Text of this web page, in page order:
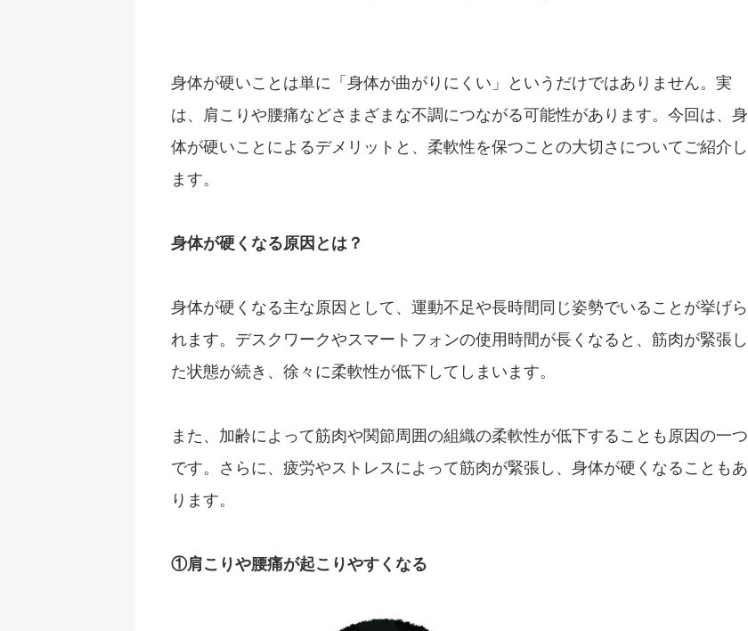
身体が硬いことは単に「身体が曲がりにくい」というだけではありません。実
は、肩こりや腰痛などさまざまな不調につながる可能性があります。今回は、身
体が硬いことによるデメリットと、柔軟性を保つことの大切さについてご紹介し
ます。
身体が硬くなる原因とは？
身体が硬くなる主な原因として、運動不足や長時間同じ姿勢でいることが挙げら
れます。デスクワークやスマートフォンの使用時間が長くなると、筋肉が緊張し
た状態が続き、徐々に柔軟性が低下してしまいます。
また、加齢によって筋肉や関節周囲の組織の柔軟性が低下することも原因の一つ
です。さらに、疲労やストレスによって筋肉が緊張し、身体が硬くなることもあ
ります。
①肩こりや腰痛が起こりやすくなる